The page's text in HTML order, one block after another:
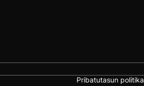
Pribatutasun politika